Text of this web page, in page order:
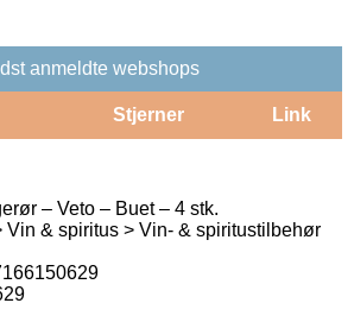
anmeldte webshops
Stjerner Link
– Veto – Buet – 4 stk.
Vin & spiritus > Vin- & spiritustilbehør